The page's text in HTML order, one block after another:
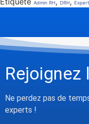
Admin RH DRH
Rejoignez
Ne perdez pas de
experts !